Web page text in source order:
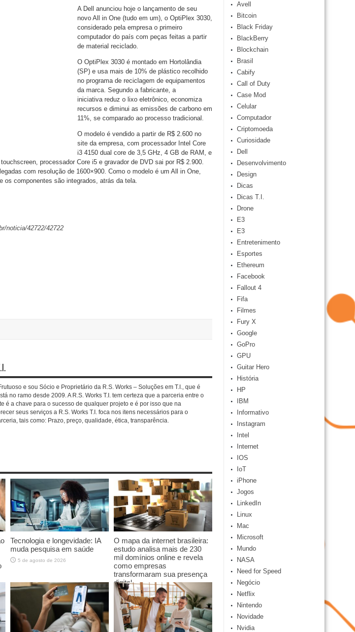
A Dell anunciou hoje o lançamento de seu
novo All in One (tudo em um), o OptiPlex 3030,
considerado pela empresa o primeiro
computador do país com peças feitas a partir
de material reciclado.
O OptiPlex 3030 é montado em Hortolândia
(SP) e usa mais de 10% de plástico recolhido
no programa de reciclagem de equipamentos
da marca. Segundo a fabricante, a
iniciativa reduz o lixo eletrônico, economiza
recursos e diminui as emissões de carbono em
11%, se comparado ao processo tradicional.
O modelo é vendido a partir de R$ 2.600 no
site da empresa, com processador Intel Core
i3 4150 dual core de 3,5 GHz, 4 GB de RAM, e
processador Core i5 e gravador de DVD sai por R$ 2.900.
com resolução de 1600×900. Como o modelo é um All in One,
os componentes são integrados, atrás da tela.
noticia/42722/42722
e sou Sócio e Proprietário da R.S. Works – Soluções em T.I., que é
no ramo desde 2009. A R.S. Works T.I. tem certeza que a parceria entre o
é a chave para o sucesso de qualquer projeto e é por isso que na
seus serviços a R.S. Works T.I. foca nos itens necessários para o
tais como: Prazo, preço, qualidade, ética, transparência.
Tecnologia e longevidade: IA
muda pesquisa em saúde
5 de agosto de 2026
O mapa da internet brasileira:
estudo analisa mais de 230
mil domínios online e revela
como empresas
transformaram sua presença
digital
29 de julho de 2026
Avell
Bitcoin
Black Friday
BlackBerry
Blockchain
Brasil
Cabify
Call of Duty
Case Mod
Celular
Computador
Criptomoeda
Curiosidade
Dell
Desenvolvimento
Design
Dicas
Dicas T.I.
Drone
E3
E3
Entretenimento
Esportes
Ethereum
Facebook
Fallout 4
Fifa
Filmes
Fury X
Google
GoPro
GPU
Guitar Hero
História
HP
IBM
Informativo
Instagram
Intel
Internet
IOS
IoT
iPhone
Jogos
LinkedIn
Linux
Mac
Microsoft
Mundo
NASA
Need for Speed
Negócio
Netflix
Nintendo
Novidade
Nvidia